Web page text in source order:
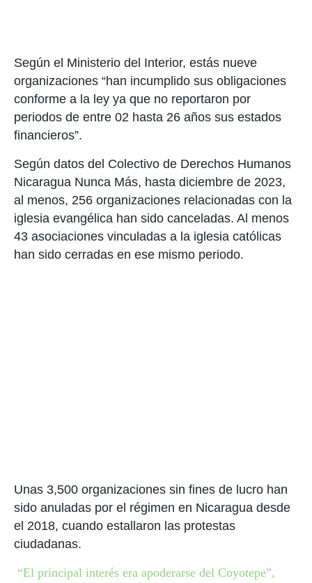
Según el Ministerio del Interior, estás nueve
organizaciones “han incumplido sus obligaciones
conforme a la ley ya que no reportaron por
periodos de entre 02 hasta 26 años sus estados
financieros”.
Según datos del Colectivo de Derechos Humanos
Nicaragua Nunca Más, hasta diciembre de 2023,
al menos, 256 organizaciones relacionadas con la
iglesia evangélica han sido canceladas. Al menos
43 asociaciones vinculadas a la iglesia católicas
han sido cerradas en ese mismo periodo.
Unas 3,500 organizaciones sin fines de lucro han
sido anuladas por el régimen en Nicaragua desde
el 2018, cuando estallaron las protestas
ciudadanas.
“El principal interés era apoderarse del Coyotepe”,